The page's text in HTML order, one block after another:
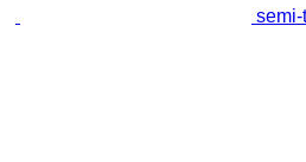
semi-